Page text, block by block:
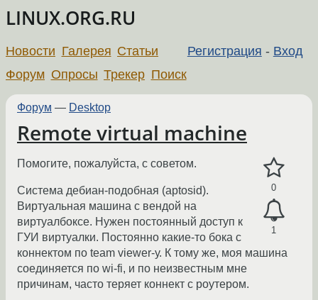
LINUX.ORG.RU
Регистрация - Вход
Новости Галерея Статьи
Форум Опросы Трекер Поиск
Форум — Desktop
Remote virtual machine
0
1
Помогите, пожалуйста, с советом.
Система дебиан-подобная (aptosid).
Виртуальная машина с вендой на
виртуалбоксе. Нужен постоянный доступ к
ГУИ виртуалки. Постоянно какие-то бока с
коннектом по team viewer-у. К тому же, моя машина
соединяется по wi-fi, и по неизвестным мне
причинам, часто теряет коннект с роутером.